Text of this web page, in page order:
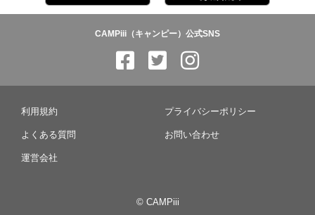
CAMPiii（キャンピー）公式SNS
利用規約 プライバシーポリシー
よくある質問 お問い合わせ
運営会社
© CAMPiii